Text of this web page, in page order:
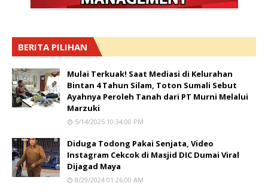
BERITA PILIHAN
Mulai Terkuak! Saat Mediasi di Kelurahan
Bintan 4 Tahun Silam, Toton Sumali Sebut
Ayahnya Peroleh Tanah dari PT Murni Melalui
Marzuki
5/14/2025 10:34:00 PM
Diduga Todong Pakai Senjata, Video
Instagram Cekcok di Masjid DIC Dumai Viral
Dijagad Maya
8/29/2024 01:26:00 AM